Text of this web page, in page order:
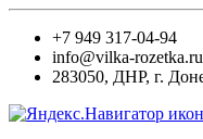
+7 949 317-04-94
info@vilka-rozetka.ru
283050, ДНР, г.